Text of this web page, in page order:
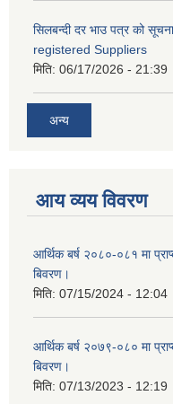
सिलबन्दी दर भाउ पत्र को
registered Suppliers
मिति: 06/17/2026 - 21:39
अन्य
आय व्यय विवरण
आर्थिक बर्ष २०८०-०८१ मा
बिवरण।
मिति: 07/15/2024 - 12:04
आर्थिक बर्ष २०७९-०८० मा
बिवरण।
मिति: 07/13/2023 - 12:19